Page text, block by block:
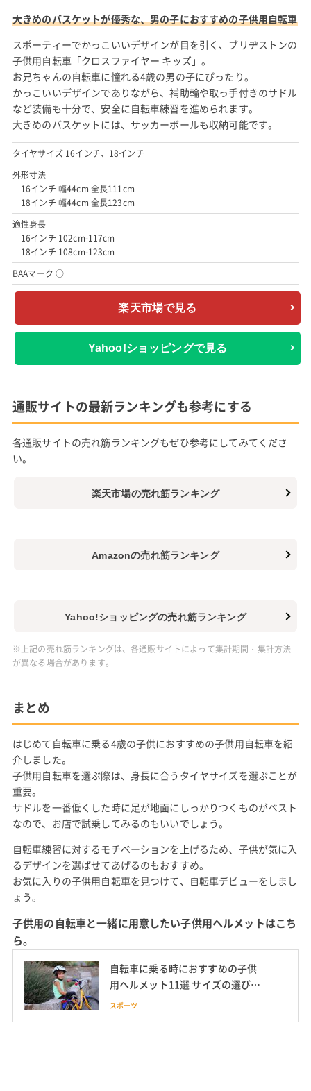
大きめのバスケットが優秀な、男の子におすすめの子供用自転車
スポーティーでかっこいいデザインが目を引く、ブリヂストンの
子供用自転車「クロスファイヤー キッズ」。
お兄ちゃんの自転車に憧れる4歳の男の子にぴったり。
かっこいいデザインでありながら、補助輪や取っ手付きのサドル
など装備も十分で、安全に自転車練習を進められます。
大きめのバスケットには、サッカーボールも収納可能です。
タイヤサイズ 16インチ、18インチ
外形寸法
16インチ 幅44cm 全長111cm
18インチ 幅44cm 全長123cm
適性身長
16インチ 102cm-117cm
18インチ 108cm-123cm
BAAマーク ○
楽天市場で見る
Yahoo!ショッピングで見る
通販サイトの最新ランキングも参考にする
各通販サイトの売れ筋ランキングもぜひ参考にしてみてくださ
い。
楽天市場の売れ筋ランキング
Amazonの売れ筋ランキング
Yahoo!ショッピングの売れ筋ランキング
※上記の売れ筋ランキングは、各通販サイトによって集計期間・集計方法
が異なる場合があります。
まとめ
はじめて自転車に乗る4歳の子供におすすめの子供用自転車を紹
介しました。
子供用自転車を選ぶ際は、身長に合うタイヤサイズを選ぶことが
重要。
サドルを一番低くした時に足が地面にしっかりつくものがベスト
なので、お店で試乗してみるのもいいでしょう。
自転車練習に対するモチベーションを上げるため、子供が気に入
るデザインを選ばせてあげるのもおすすめ。
お気に入りの子供用自転車を見つけて、自転車デビューをしまし
ょう。
子供用の自転車と一緒に用意したい子供用ヘルメットはこち
ら。
自転車に乗る時におすすめの子供
用ヘルメット11選 サイズの選び方
や人気ブランドOGKのおしゃれヘ
スポーツ